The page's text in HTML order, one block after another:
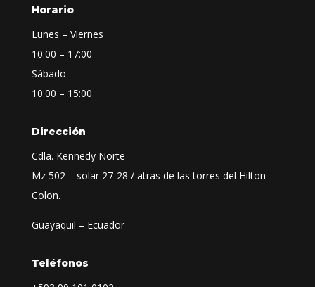
Horario
Lunes – Viernes
10:00 – 17:00
Sábado
10:00 – 15:00
Dirección
Cdla. Kennedy Norte
Mz 502 – solar 27-28 / atras de las torres del Hilton
Colon.
Guayaquil – Ecuador
Teléfonos